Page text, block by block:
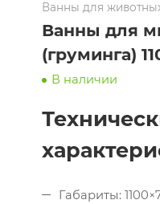
Ванны для
Ванны для
(груминга)
В наличии
Габариты: